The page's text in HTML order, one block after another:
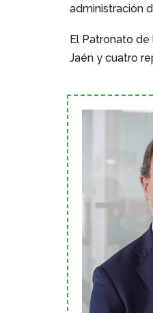
administración
El Patronato de
Jaén y cuatro